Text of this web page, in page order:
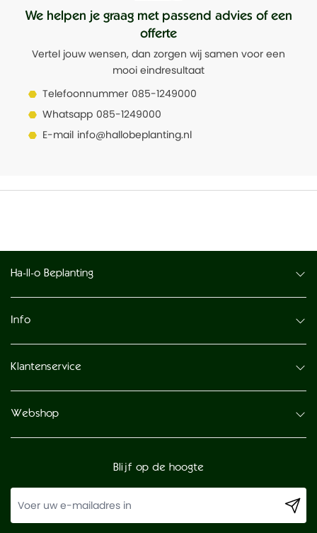
We helpen je graag met passend advies of een
offerte
Vertel jouw wensen, dan zorgen wij samen voor een
mooi eindresultaat
Telefoonnummer 085-1249000
Whatsapp 085-1249000
E-mail info@hallobeplanting.nl
Ha-ll-o Beplanting
Info
Klantenservice
Webshop
Blijf op de hoogte